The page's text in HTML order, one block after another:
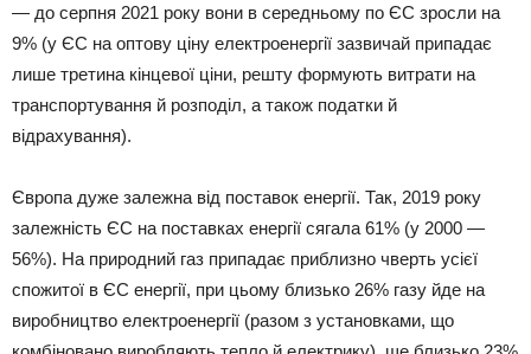
— до серпня 2021 року вони в середньому по ЄС зросли на
9% (у ЄС на оптову ціну електроенергії зазвичай припадає
лише третина кінцевої ціни, решту формують витрати на
транспортування й розподіл, а також податки й
відрахування).
Європа дуже залежна від поставок енергії. Так, 2019 року
залежність ЄС на поставках енергії сягала 61% (у 2000 —
56%). На природний газ припадає приблизно чверть усієї
спожитої в ЄС енергії, при цьому близько 26% газу йде на
виробництво електроенергії (разом з установками, що